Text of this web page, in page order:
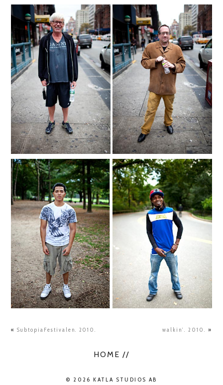
walkin’. 2010. »
« SubtopiaFestivalen. 2010.
HOME //
© 2026 KATLA STUDIOS AB